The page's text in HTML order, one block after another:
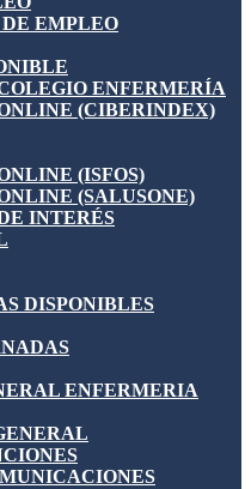
EMPLEO
ENFERMERÍA
(CIBERINDEX)
(ISFOS)
(SALUSONE)
INTERÉS
DISPONIBLES
ENFERMERIA